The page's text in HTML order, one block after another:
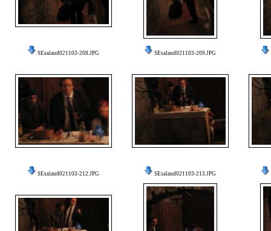
SEsalaud021103-208.JPG SEsalaud021103-209.JPG
SEsalaud021103-212.JPG SEsalaud021103-213.JPG